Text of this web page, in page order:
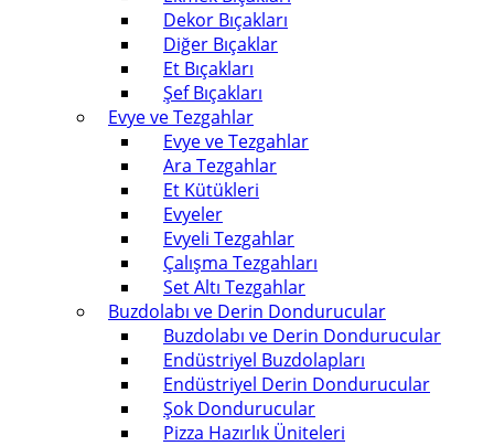
Dekor Bıçakları
Diğer Bıçaklar
Et Bıçakları
Şef Bıçakları
Evye ve Tezgahlar
Evye ve Tezgahlar
Ara Tezgahlar
Et Kütükleri
Evyeler
Evyeli Tezgahlar
Çalışma Tezgahları
Set Altı Tezgahlar
Buzdolabı ve Derin Dondurucular
Buzdolabı ve Derin Dondurucular
Endüstriyel Buzdolapları
Endüstriyel Derin Dondurucular
Şok Dondurucular
Pizza Hazırlık Üniteleri